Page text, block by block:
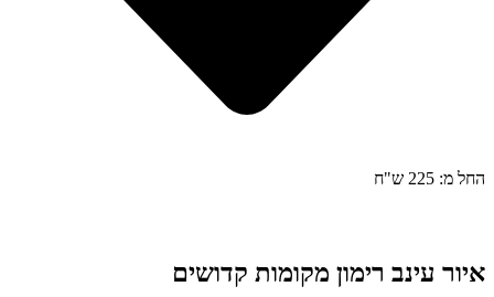
החל מ: 225 ש"ח
איור עינב רימון מקומות קדושים